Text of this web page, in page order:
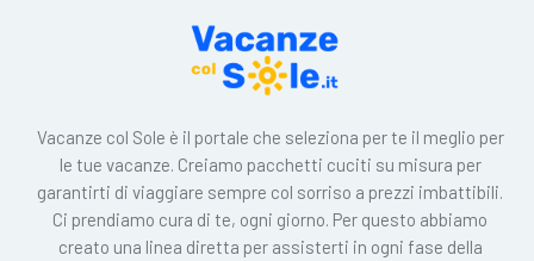
Vacanze col Sole è il portale che seleziona per te il meglio per
le tue vacanze. Creiamo pacchetti cuciti su misura per
garantirti di viaggiare sempre col sorriso a prezzi imbattibili.
Ci prendiamo cura di te, ogni giorno. Per questo abbiamo
creato una linea diretta per assisterti in ogni fase della